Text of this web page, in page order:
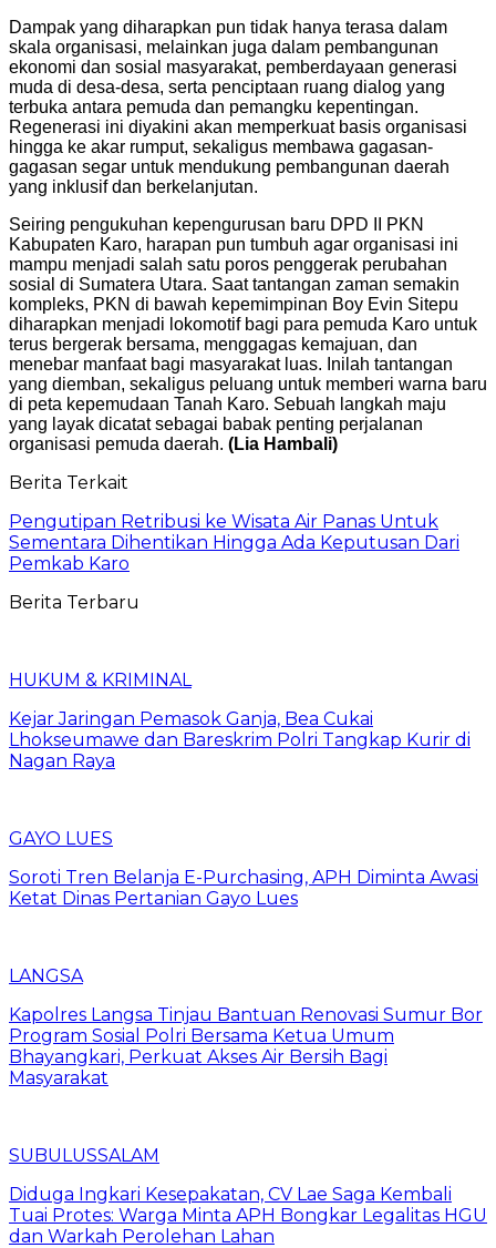
Dampak yang diharapkan pun tidak hanya terasa dalam
skala organisasi, melainkan juga dalam pembangunan
ekonomi dan sosial masyarakat, pemberdayaan generasi
muda di desa-desa, serta penciptaan ruang dialog yang
terbuka antara pemuda dan pemangku kepentingan.
Regenerasi ini diyakini akan memperkuat basis organisasi
hingga ke akar rumput, sekaligus membawa gagasan-
gagasan segar untuk mendukung pembangunan daerah
yang inklusif dan berkelanjutan.
Seiring pengukuhan kepengurusan baru DPD II PKN
Kabupaten Karo, harapan pun tumbuh agar organisasi ini
mampu menjadi salah satu poros penggerak perubahan
sosial di Sumatera Utara. Saat tantangan zaman semakin
kompleks, PKN di bawah kepemimpinan Boy Evin Sitepu
diharapkan menjadi lokomotif bagi para pemuda Karo untuk
terus bergerak bersama, menggagas kemajuan, dan
menebar manfaat bagi masyarakat luas. Inilah tantangan
yang diemban, sekaligus peluang untuk memberi warna baru
di peta kepemudaan Tanah Karo. Sebuah langkah maju
yang layak dicatat sebagai babak penting perjalanan
organisasi pemuda daerah. (Lia Hambali)
Berita Terkait
Pengutipan Retribusi ke Wisata Air Panas Untuk
Sementara Dihentikan Hingga Ada Keputusan Dari
Pemkab Karo
Berita Terbaru
HUKUM & KRIMINAL
Kejar Jaringan Pemasok Ganja, Bea Cukai
Lhokseumawe dan Bareskrim Polri Tangkap Kurir di
Nagan Raya
GAYO LUES
Soroti Tren Belanja E-Purchasing, APH Diminta Awasi
Ketat Dinas Pertanian Gayo Lues
LANGSA
Kapolres Langsa Tinjau Bantuan Renovasi Sumur Bor
Program Sosial Polri Bersama Ketua Umum
Bhayangkari, Perkuat Akses Air Bersih Bagi
Masyarakat
SUBULUSSALAM
Diduga Ingkari Kesepakatan, CV Lae Saga Kembali
Tuai Protes: Warga Minta APH Bongkar Legalitas HGU
dan Warkah Perolehan Lahan